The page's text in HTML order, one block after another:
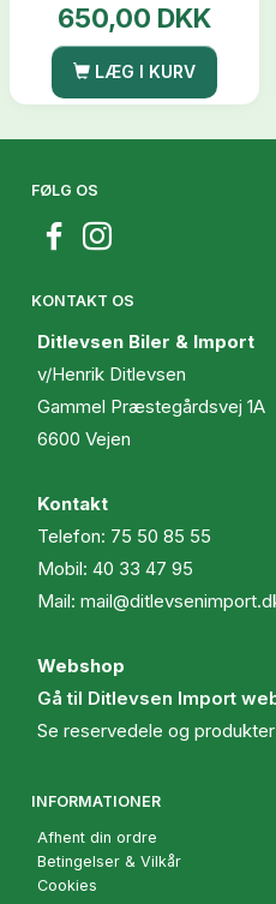
650,00 DKK
LÆG I KURV
FØLG OS
KONTAKT OS
Ditlevsen Biler & Import
v/Henrik Ditlevsen
Gammel Præstegårdsvej 1A
6600 Vejen
Kontakt
Telefon: 75 50 85 55
Mobil: 40 33 47 95
Mail:
Webshop
Gå til Ditlevsen Import
Se reservedele og
INFORMATIONER
Afhent din ordre
Betingelser & Vilkår
Cookies